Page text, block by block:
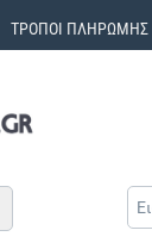
ΤΡΟΠΟΙ ΠΛΗΡΩΜΗΣ